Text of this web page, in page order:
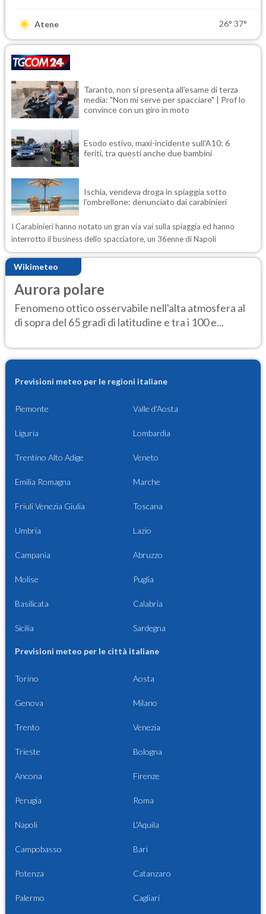
Atene 26° 37°
Taranto, non si presenta all'esame di terza
media: "Non mi serve per spacciare" | Prof lo
convince con un giro in moto
Esodo estivo, maxi-incidente sull'A10: 6
feriti, tra questi anche due bambini
Ischia, vendeva droga in spiaggia sotto
l'ombrellone: denunciato dai carabinieri
I Carabinieri hanno notato un gran via vai sulla spiaggia ed hanno
interrotto il business dello spacciatore, un 36enne di Napoli
Wikimeteo
Aurora polare
Fenomeno ottico osservabile nell'alta atmosfera al
di sopra del 65 gradi di latitudine e tra i 100 e...
Previsioni meteo per le regioni italiane
Piemonte Valle d'Aosta
Liguria Lombardia
Trentino Alto Adige Veneto
Emilia Romagna Marche
Friuli Venezia Giulia Toscana
Umbria Lazio
Campania Abruzzo
Molise Puglia
Basilicata Calabria
Sicilia Sardegna
Previsioni meteo per le città italiane
Torino Aosta
Genova Milano
Trento Venezia
Trieste Bologna
Ancona Firenze
Perugia Roma
Napoli L'Aquila
Campobasso Bari
Potenza Catanzaro
Palermo Cagliari